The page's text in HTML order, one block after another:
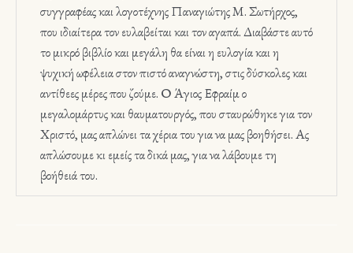
συγγραφέας και λογοτέχνης Παναγιώτης Μ. Σωτήρχος,
που ιδιαίτερα τον ευλαβείται και τον αγαπά. Διαβάστε αυτό
το μικρό βιβλίο και μεγάλη θα είναι η ευλογία και η
ψυχική ωφέλεια στον πιστό αναγνώστη, στις δύσκολες και
αντίθεες μέρες που ζούμε. Ο Άγιος Εφραίμ ο
μεγαλομάρτυς και θαυματουργός, που σταυρώθηκε για τον
Χριστό, μας απλώνει τα χέρια του για να μας βοηθήσει. Ας
απλώσουμε κι εμείς τα δικά μας, για να λάβουμε τη
βοήθειά του.